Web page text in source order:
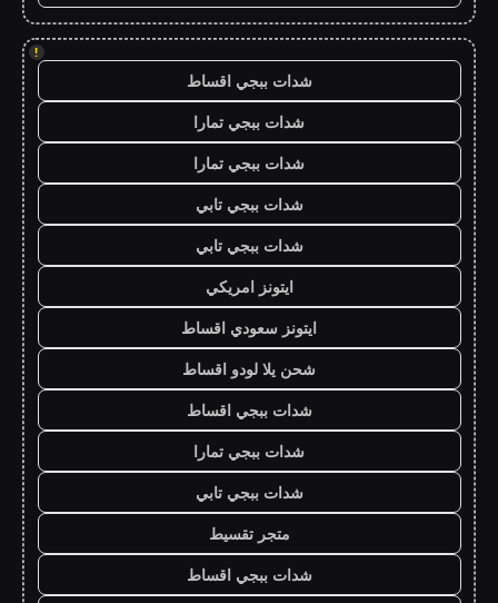
!
شدات ببجي اقساط
شدات ببجي تمارا
شدات ببجي تمارا
شدات ببجي تابي
شدات ببجي تابي
ايتونز امريكي
ايتونز سعودي اقساط
شحن يلا لودو اقساط
شدات ببجي اقساط
شدات ببجي تمارا
شدات ببجي تابي
متجر تقسيط
شدات ببجي اقساط